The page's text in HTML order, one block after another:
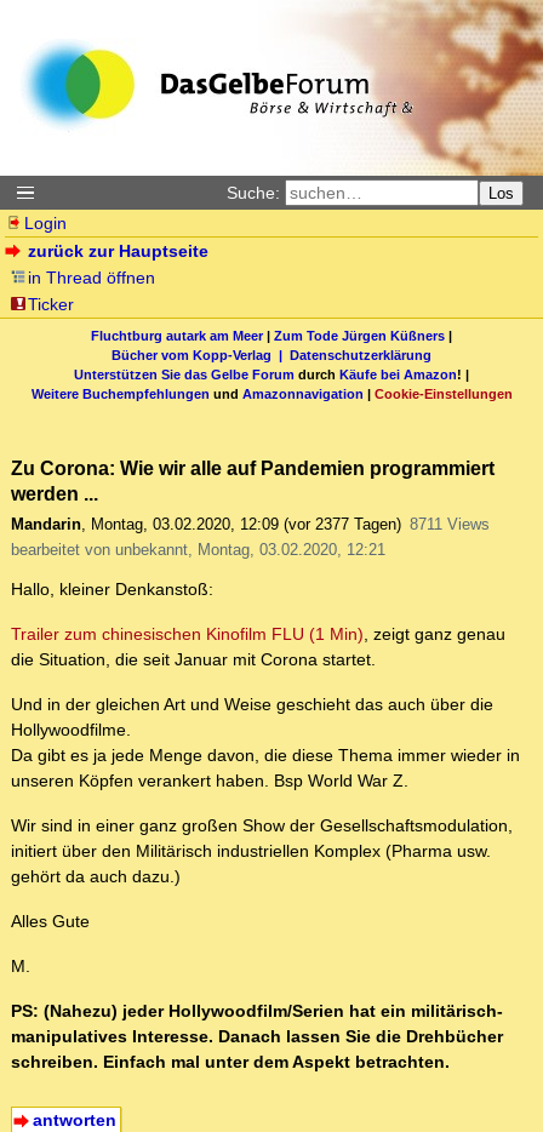
Suche: Los
Login
zurück zur Hauptseite
in Thread öffnen
Ticker
Fluchtburg autark am Meer| Zum Tode Jürgen Küßners |
Bücher vom Kopp-Verlag | Datenschutzerklärung
Unterstützen Sie das Gelbe Forum durch Käufe bei Amazon! |
Weitere Buchempfehlungen und Amazonnavigation | Cookie-Einstellungen
Zu Corona: Wie wir alle auf Pandemien programmiert
werden ...
Mandarin, Montag, 03.02.2020, 12:09 (vor 2377 Tagen) 8711 Views
bearbeitet von unbekannt, Montag, 03.02.2020, 12:21
Hallo, kleiner Denkanstoß:
Trailer zum chinesischen Kinofilm FLU (1 Min), zeigt ganz genau
die Situation, die seit Januar mit Corona startet.
Und in der gleichen Art und Weise geschieht das auch über die
Hollywoodfilme.
Da gibt es ja jede Menge davon, die diese Thema immer wieder in
unseren Köpfen verankert haben. Bsp World War Z.
Wir sind in einer ganz großen Show der Gesellschaftsmodulation,
initiert über den Militärisch industriellen Komplex (Pharma usw.
gehört da auch dazu.)
Alles Gute
M.
PS: (Nahezu) jeder Hollywoodfilm/Serien hat ein militärisch-
manipulatives Interesse. Danach lassen Sie die Drehbücher
schreiben. Einfach mal unter dem Aspekt betrachten.
antworten